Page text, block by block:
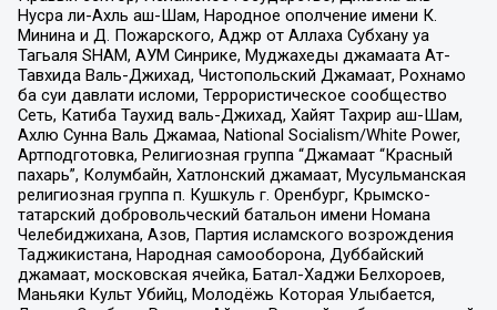
Нусра ли-Ахль аш-Шам, Народное ополчение имени К.
Минина и Д. Пожарского, Аджр от Аллаха Субхану уа
Тагьаля SHAM, АУМ Синрике, Муджахеды джамаата Ат-
Тавхида Валь-Джихад, Чистопольский Джамаат, Рохнамо
ба суи давлати исломи, Террористическое сообщество
Сеть, Катиба Таухид валь-Джихад, Хайят Тахрир аш-Шам,
Ахлю Сунна Валь Джамаа, National Socialism/White Power,
Артподготовка, Религиозная группа “Джамаат “Красный
пахарь”, Колумбайн, Хатлонский джамаат, Мусульманская
религиозная группа п. Кушкуль г. Оренбург, Крымско-
татарский добровольческий батальон имени Номана
Челебиджихана, Азов, Партия исламского возрождения
Таджикистана, Народная самооборона, Дуббайский
джамаат, московская ячейка, Батал-Хаджи Белхороев,
Маньяки Культ Убийц, Молодёжь Которая Улыбается,